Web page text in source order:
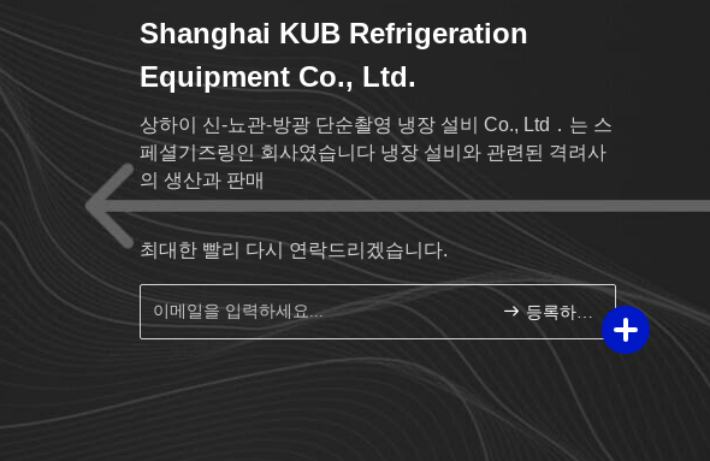
Shanghai KUB Refrigeration
Equipment Co., Ltd.
상하이 신-뇨관-방광 단순촬영 냉장 설비 Co., Ltd．는 스
페셜기즈링인 회사였습니다 냉장 설비와 관련된 격려사
의 생산과 판매
최대한 빨리 다시 연락드리겠습니다.
등록하세요